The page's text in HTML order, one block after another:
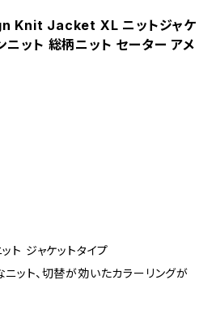
Knit Jacket XL ニットジャケ
ニット 総柄ニット セーター アメ
ト ジャケットタイプ
ニット、切替が効いたカラーリングが